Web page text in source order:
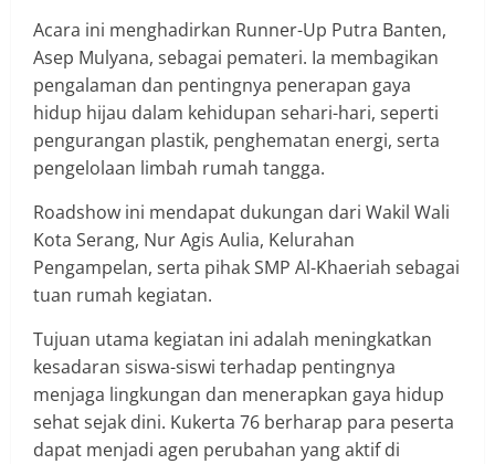
Acara ini menghadirkan Runner-Up Putra Banten,
Asep Mulyana, sebagai pemateri. Ia membagikan
pengalaman dan pentingnya penerapan gaya
hidup hijau dalam kehidupan sehari-hari, seperti
pengurangan plastik, penghematan energi, serta
pengelolaan limbah rumah tangga.
Roadshow ini mendapat dukungan dari Wakil Wali
Kota Serang, Nur Agis Aulia, Kelurahan
Pengampelan, serta pihak SMP Al-Khaeriah sebagai
tuan rumah kegiatan.
Tujuan utama kegiatan ini adalah meningkatkan
kesadaran siswa-siswi terhadap pentingnya
menjaga lingkungan dan menerapkan gaya hidup
sehat sejak dini. Kukerta 76 berharap para peserta
dapat menjadi agen perubahan yang aktif di